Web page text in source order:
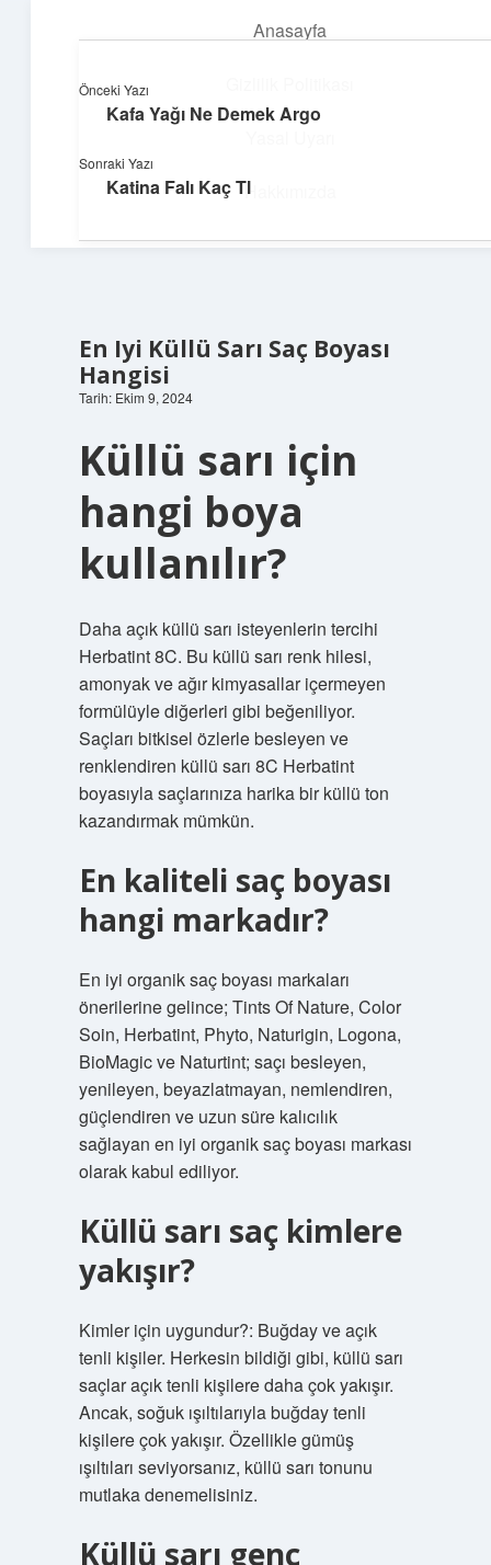
Anasayfa
Hakkımızda
Dijital Dünya Günlüğü
En Iyi Küllü Sarı Saç Boyası
Hangisi
Tarih: Ekim 9, 2024
Küllü sarı için
hangi boya
kullanılır?
Daha açık küllü sarı isteyenlerin tercihi
Herbatint 8C. Bu küllü sarı renk hilesi,
amonyak ve ağır kimyasallar içermeyen
formülüyle diğerleri gibi beğeniliyor.
Saçları bitkisel özlerle besleyen ve
renklendiren küllü sarı 8C Herbatint
boyasıyla saçlarınıza harika bir küllü ton
kazandırmak mümkün.
En kaliteli saç boyası
hangi markadır?
En iyi organik saç boyası markaları
önerilerine gelince; Tints Of Nature, Color
Soin, Herbatint, Phyto, Naturigin, Logona,
BioMagic ve Naturtint; saçı besleyen,
yenileyen, beyazlatmayan, nemlendiren,
güçlendiren ve uzun süre kalıcılık
sağlayan en iyi organik saç boyası markası
olarak kabul ediliyor.
Küllü sarı saç kimlere
yakışır?
Kimler için uygundur?: Buğday ve açık
tenli kişiler. Herkesin bildiği gibi, küllü sarı
saçlar açık tenli kişilere daha çok yakışır.
Ancak, soğuk ışıltılarıyla buğday tenli
kişilere çok yakışır. Özellikle gümüş
ışıltıları seviyorsanız, küllü sarı tonunu
mutlaka denemelisiniz.
Küllü sarı genç
Önceki Yazı
Kafa Yağı Ne Demek Argo
Sonraki Yazı
Katina Falı Kaç Tl